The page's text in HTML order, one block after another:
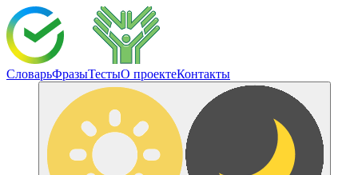
СловарьФразыТестыО проектеКонтакты